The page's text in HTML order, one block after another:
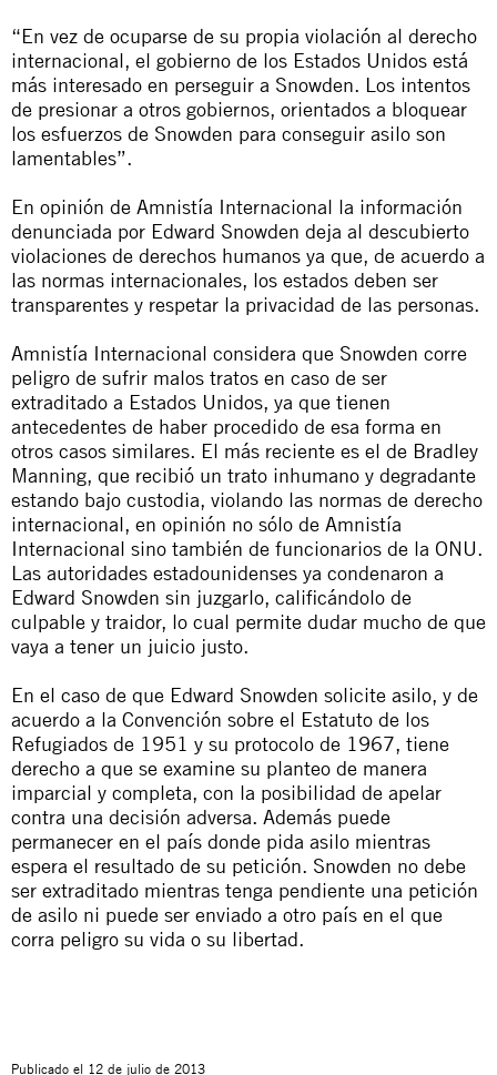
“En vez de ocuparse de su propia violación al derecho
internacional, el gobierno de los Estados Unidos está
más interesado en perseguir a Snowden. Los intentos
de presionar a otros gobiernos, orientados a bloquear
los esfuerzos de Snowden para conseguir asilo son
lamentables”.
En opinión de Amnistía Internacional la información
denunciada por Edward Snowden deja al descubierto
violaciones de derechos humanos ya que, de acuerdo a
las normas internacionales, los estados deben ser
transparentes y respetar la privacidad de las personas.
Amnistía Internacional considera que Snowden corre
peligro de sufrir malos tratos en caso de ser
extraditado a Estados Unidos, ya que tienen
antecedentes de haber procedido de esa forma en
otros casos similares. El más reciente es el de Bradley
Manning, que recibió un trato inhumano y degradante
estando bajo custodia, violando las normas de derecho
internacional, en opinión no sólo de Amnistía
Internacional sino también de funcionarios de la ONU.
Las autoridades estadounidenses ya condenaron a
Edward Snowden sin juzgarlo, calificándolo de
culpable y traidor, lo cual permite dudar mucho de que
vaya a tener un juicio justo.
En el caso de que Edward Snowden solicite asilo, y de
acuerdo a la Convención sobre el Estatuto de los
Refugiados de 1951 y su protocolo de 1967, tiene
derecho a que se examine su planteo de manera
imparcial y completa, con la posibilidad de apelar
contra una decisión adversa. Además puede
permanecer en el país donde pida asilo mientras
espera el resultado de su petición. Snowden no debe
ser extraditado mientras tenga pendiente una petición
de asilo ni puede ser enviado a otro país en el que
corra peligro su vida o su libertad.
Publicado el 12 de julio de 2013